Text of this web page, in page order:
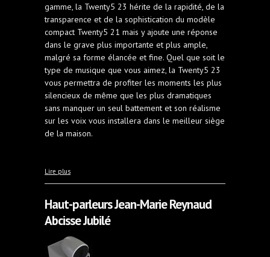
gamme, la Twenty5 23 hérite de la rapidité, de la
transparence et de la sophistication du modèle
compact Twenty5 21 mais y ajoute une réponse
dans le grave plus importante et plus ample,
malgré sa forme élancée et fine. Quel que soit le
type de musique que vous aimez, la Twenty5 23
vous permettra de profiter les moments les plus
silencieux de même que les plus dramatiques
sans manquer un seul battement et son réalisme
sur les voix vous installera dans le meilleur siège
de la maison.
Lire plus
Haut-parleurs Jean-Marie Reynaud
Abcisse Jubilé